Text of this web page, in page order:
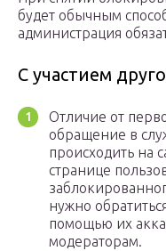
будет обычным
администрация
С участием
Отличие от
обращение в
происходить на
странице
нужно
помощью их
модераторам.